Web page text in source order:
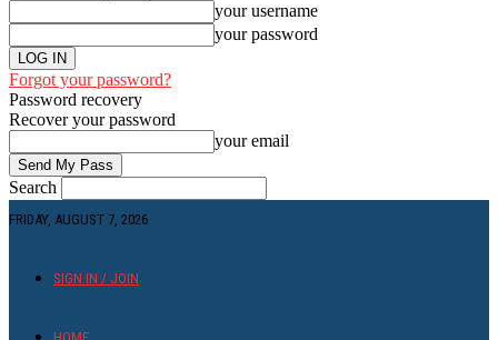
your username
your password
Forgot your password?
Password recovery
Recover your password
your email
Search
FRIDAY, AUGUST 7, 2026
SIGN IN / JOIN